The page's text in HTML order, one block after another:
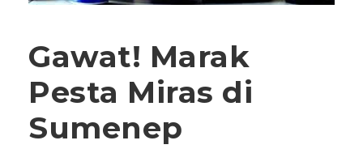
Gawat! Marak
Pesta Miras di
Sumenep